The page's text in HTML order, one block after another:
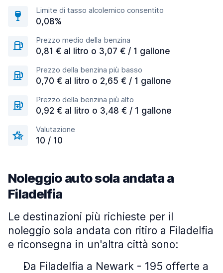
Limite di tasso alcolemico consentito
0,08%
Prezzo medio della benzina
0,81 € al litro o 3,07 € / 1 gallone
Prezzo della benzina più basso
0,70 € al litro o 2,65 € / 1 gallone
Prezzo della benzina più alto
0,92 € al litro o 3,48 € / 1 gallone
Valutazione
10 / 10
Noleggio auto sola andata a
Filadelfia
Le destinazioni più richieste per il
noleggio sola andata con ritiro a Filadelfia
e riconsegna in un'altra città sono:
Da Filadelfia a Newark - 195 offerte a